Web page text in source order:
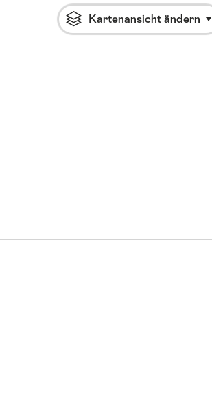
Kartenansicht ändern